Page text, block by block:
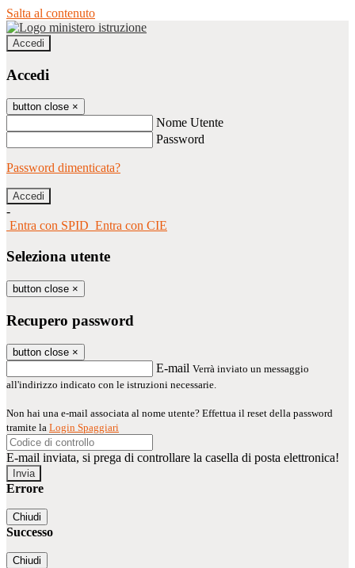
Salta al contenuto
Accedi
Accedi
button close ×
Nome Utente
Password
Password dimenticata?
-
Entra con SPID Entra con CIE
Seleziona utente
button close ×
Recupero password
button close ×
E-mail Verrà inviato un messaggio
all'indirizzo indicato con le istruzioni necessarie.
Non hai una e-mail associata al nome utente? Effettua il reset della password
tramite la Login Spaggiari
E-mail inviata, si prega di controllare la casella di posta elettronica!
Errore
Chiudi
Successo
Chiudi